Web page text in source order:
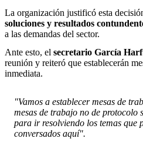
La organización justificó esta
soluciones y resultados
a las demandas del sector.
Ante esto, el secretario García
reunión y reiteró que establecerán
inmediata.
"Vamos a establecer mesas de
mesas de trabajo no de protocolo
para ir resolviendo los temas que
conversados aquí".